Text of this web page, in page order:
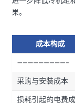
果。
成本构成
—————————–
采购与安装成本
损耗引起的电费